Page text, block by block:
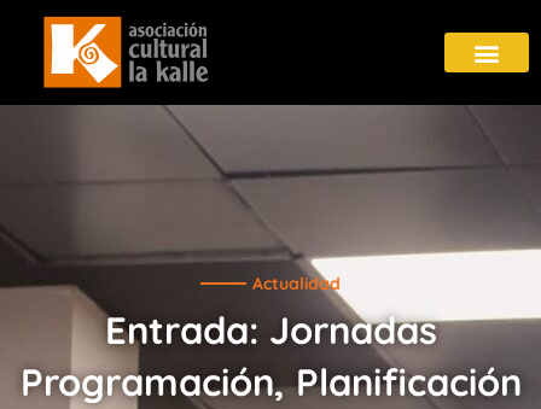
Actualidad
Entrada: Jornadas
Programación, Planificación